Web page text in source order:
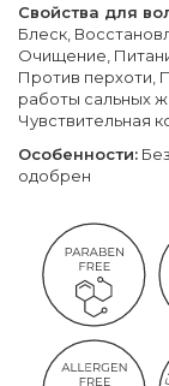
Свойства для
Блеск,
Очищение,
Против перхоти,
работы сальных
Чувствительная
Особенности:
одобрен